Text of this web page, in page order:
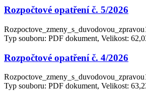
Rozpočtové opatření č. 5/2026
Typ souboru: PDF dokument, Velikost:
Rozpočtové opatření č. 4/2026
Typ souboru: PDF dokument, Velikost: